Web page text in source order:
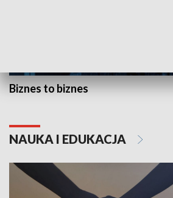
Biznes to biznes
NAUKA I EDUKACJA